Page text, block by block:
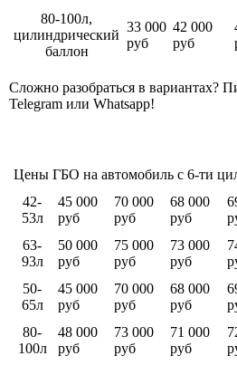
80-100л,
цилиндрический
баллон
33 000
руб
42 000
руб
Сложно разобраться в вариантах?
Telegram или Whatsapp!
Цены ГБО на автомобиль с 6-ти
42-
53л
45 000
руб
70 000
руб
68 000
руб
63-
93л
50 000
руб
75 000
руб
73 000
руб
50-
65л
45 000
руб
70 000
руб
68 000
руб
80-
100л
48 000
руб
73 000
руб
71 000
руб